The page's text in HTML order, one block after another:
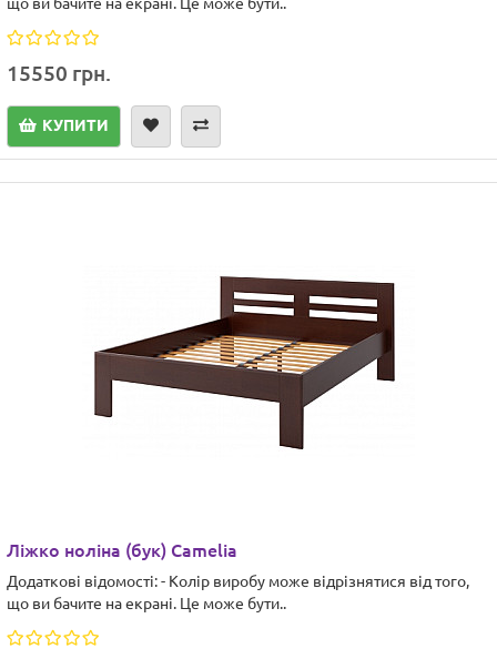
15550 грн.
КУПИТИ
Ліжко ноліна (бук) Camelia
Додаткові відомості: - Колір виробу може відрізнятися від того,
що ви бачите на екрані. Це може бути..